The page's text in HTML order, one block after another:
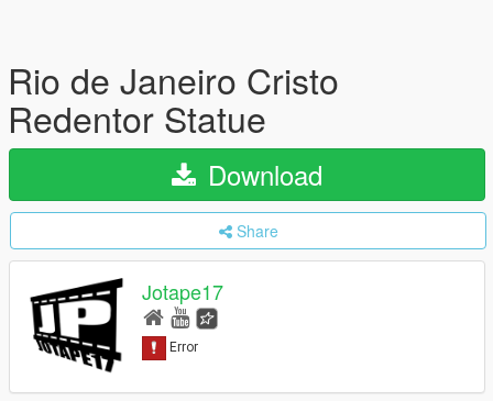
Rio de Janeiro Cristo
Redentor Statue
Download
Share
Jotape17